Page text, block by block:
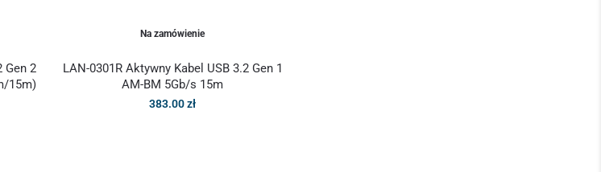
Gen 2
15m)
Na zamówienie
LAN-0301R Aktywny Kabel USB 3.2 Gen 1
AM-BM 5Gb/s 15m
383.00zł